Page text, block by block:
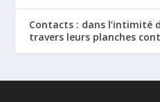
Contacts : dans l’intimité
travers leurs planches